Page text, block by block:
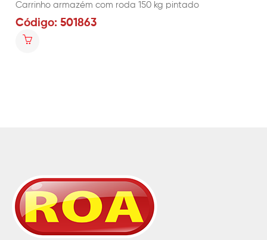
Carrinho armazém com roda 150 kg pintado
Código: 501863